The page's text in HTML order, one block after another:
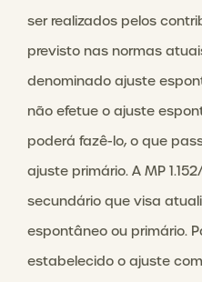
ser realizados pelos
previsto nas normas
denominado ajuste
não efetue o ajuste
poderá fazê-lo, o que
ajuste primário. A MP
secundário que visa
espontâneo ou primário.
estabelecido o ajuste